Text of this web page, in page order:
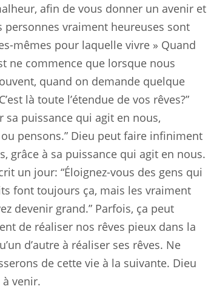
afin de vous donner un avenir et
personnes vraiment heureuses sont
mêmes pour laquelle vivre » Quand
ne commence que lorsque nous
quand on demande quelque
là toute l’étendue de vos rêves?”
sa puissance qui agit en nous,
pensons.” Dieu peut faire infiniment
grâce à sa puissance qui agit en nous.
un jour: “Éloignez-vous des gens qui
font toujours ça, mais les vraiment
devenir grand.” Parfois, ça peut
de réaliser nos rêves pieux dans la
d’autre à réaliser ses rêves. Ne
de cette vie à la suivante. Dieu
venir.